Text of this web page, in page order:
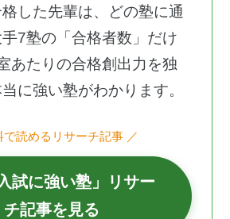
した先輩は、どの塾に通
7塾の「合格者数」だけ
あたりの合格創出力を独
に強い塾がわかります。
で読めるリサーチ記事 ／
試に強い塾」リサー
チ記事を見る